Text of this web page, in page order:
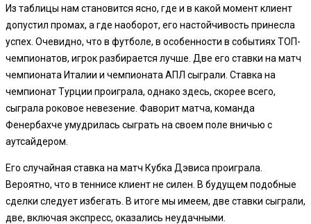
Из таблицы нам становится ясно, где и в какой момент клиент
допустил промах, а где наоборот, его настойчивость принесла
успех. Очевидно, что в футболе, в особенности в событиях ТОП-
чемпионатов, игрок разбирается лучше. Две его ставки на матч
чемпионата Италии и чемпионата АПЛ сыграли. Ставка на
чемпионат Турции проиграла, однако здесь, скорее всего,
сыграла роковое невезение. Фаворит матча, команда
Фенербахче умудрилась сыграть на своем поле вничью с
аутсайдером.
Его случайная ставка на матч Кубка Дэвиса проиграла.
Вероятно, что в теннисе клиент не силен. В будущем подобные
сделки следует избегать. В итоге мы имеем, две ставки сыграли,
две, включая экспресс, оказались неудачными.